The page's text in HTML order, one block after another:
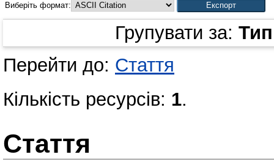
Виберіть формат:
Групувати за:
Перейти до: Стаття
Кількість ресурсів: 1.
Стаття